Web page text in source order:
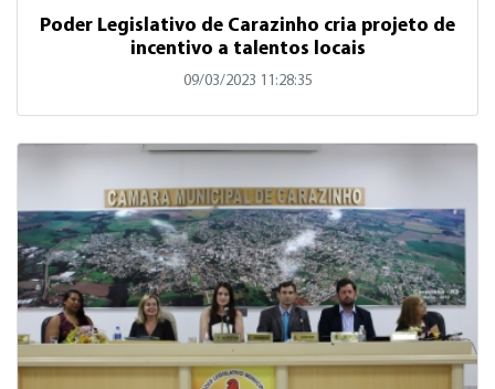
Poder Legislativo de Carazinho cria projeto de
incentivo a talentos locais
09/03/2023 11:28:35